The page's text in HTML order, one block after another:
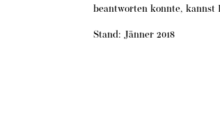
beantworten konnte, kannst
Stand: Jänner 2018